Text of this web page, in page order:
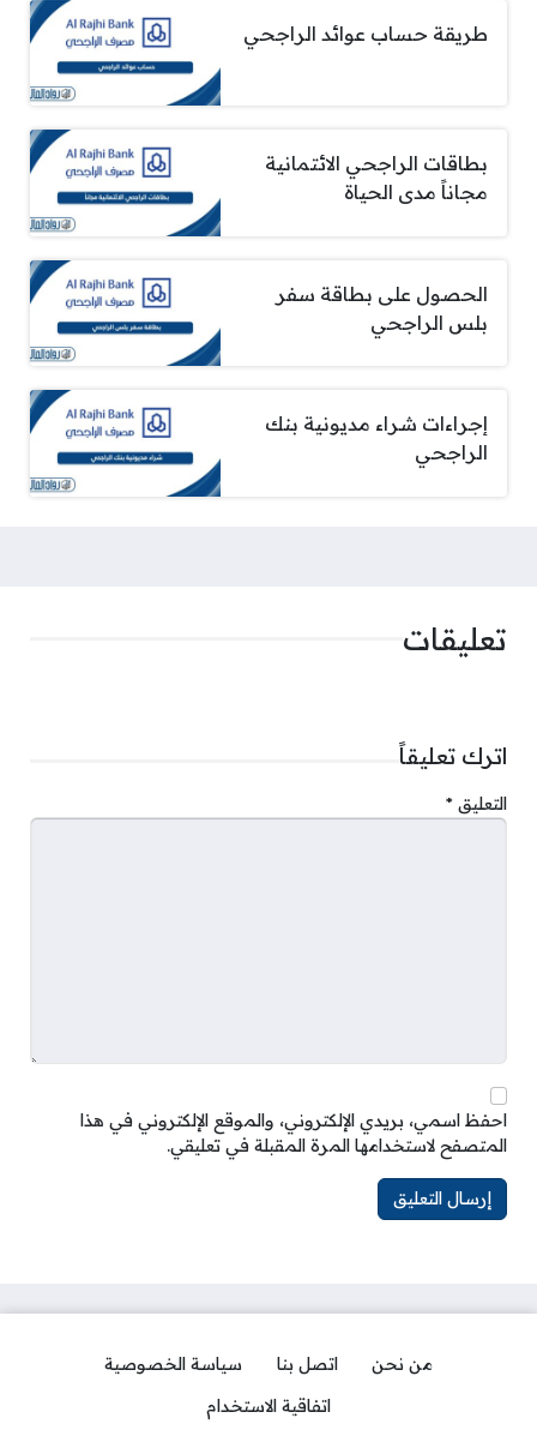
طريقة حساب عوائد الراجحي
بطاقات الراجحي الائتمانية
مجاناً مدى الحياة
الحصول على بطاقة سفر
بلس الراجحي
إجراءات شراء مديونية بنك
الراجحي
تعليقات
اترك تعليقاً
التعليق *
احفظ اسمي، بريدي الإلكتروني، والموقع الإلكتروني في هذا
المتصفح لاستخدامها المرة المقبلة في تعليقي.
من نحن اتصل بنا
سياسة الخصوصية
اتفاقية الاستخدام